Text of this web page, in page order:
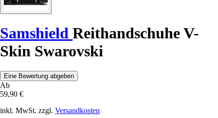
Samshield Reithandschuhe V-
Skin Swarovski
Eine Bewertung abgeben
Ab
59,90 €
inkl. MwSt. zzgl. Versandkosten